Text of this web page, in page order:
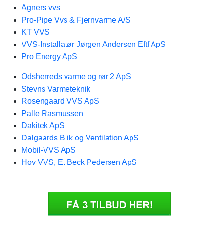
Agners vvs
Pro-Pipe Vvs & Fjernvarme A/S
KT VVS
VVS-Installatør Jørgen Andersen Eftf ApS
Pro Energy ApS
Odsherreds varme og rør 2 ApS
Stevns Varmeteknik
Rosengaard VVS ApS
Palle Rasmussen
Dakitek ApS
Dalgaards Blik og Ventilation ApS
Mobil-VVS ApS
Hov VVS, E. Beck Pedersen ApS